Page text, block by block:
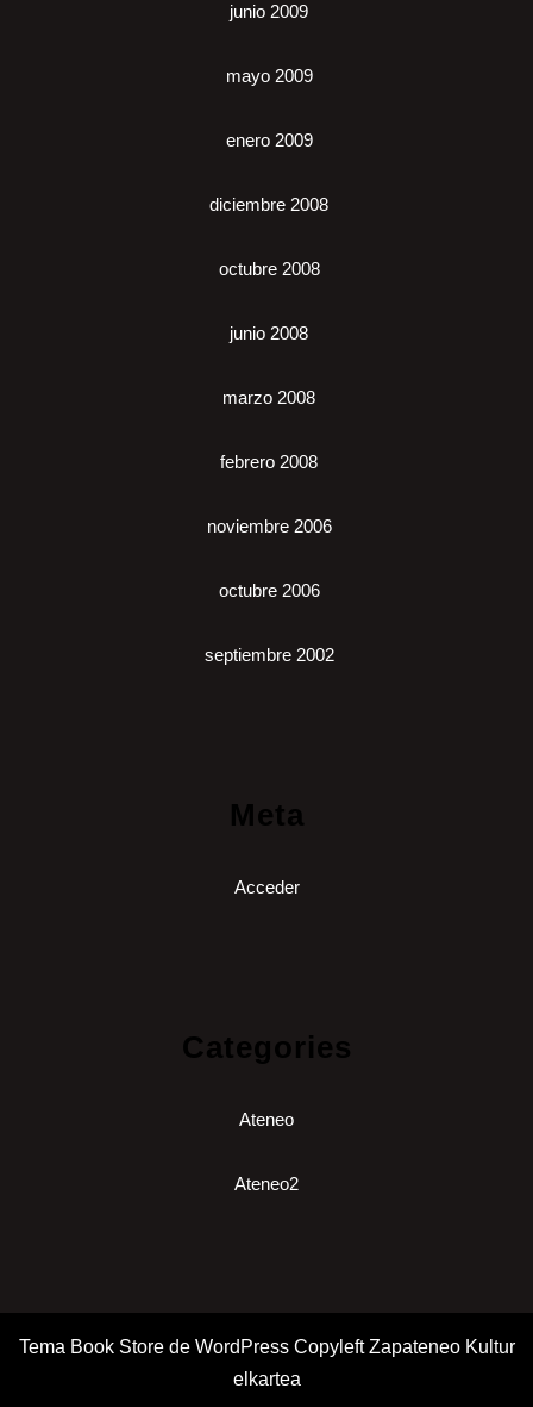
junio 2009
mayo 2009
enero 2009
diciembre 2008
octubre 2008
junio 2008
marzo 2008
febrero 2008
noviembre 2006
octubre 2006
septiembre 2002
Meta
Acceder
Categories
Ateneo
Ateneo2
Tema Book Store de WordPressCopyleft Zapateneo Kultur
elkartea